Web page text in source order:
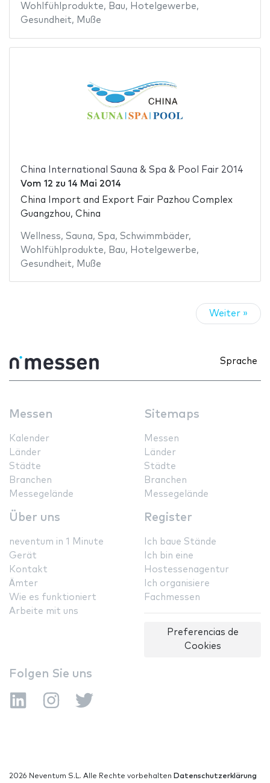
Wohlfühlprodukte, Bau, Hotelgewerbe,
Gesundheit, Muße
China International Sauna & Spa & Pool Fair 2014
Vom 12 zu 14 Mai 2014
China Import and Export Fair Pazhou Complex
Guangzhou, China
Wellness, Sauna, Spa, Schwimmbäder,
Wohlfühlprodukte, Bau, Hotelgewerbe,
Gesundheit, Muße
Weiter »
Sprache
Messen
Kalender
Länder
Städte
Branchen
Messegelände
Sitemaps
Messen
Länder
Städte
Branchen
Messegelände
Über uns
neventum in 1 Minute
Gerät
Kontakt
Ämter
Wie es funktioniert
Arbeite mit uns
Register
Ich baue Stände
Ich bin eine
Hostessenagentur
Ich organisiere
Fachmessen
Preferencias de
Cookies
Folgen Sie uns
2026 Neventum S.L. Alle Rechte vorbehalten Datenschutzerklärung